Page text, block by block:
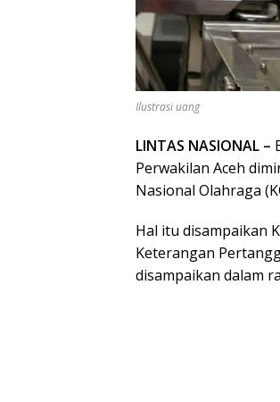
Ilustrasi uang
LINTAS NASIONAL –
Perwakilan Aceh
Nasional Olahraga
Hal itu disampaikan
Keterangan
disampaikan dalam